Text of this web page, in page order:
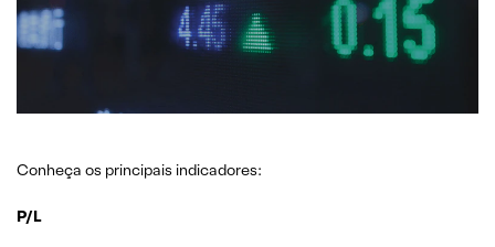
Conheça os principais indicadores:
P/L